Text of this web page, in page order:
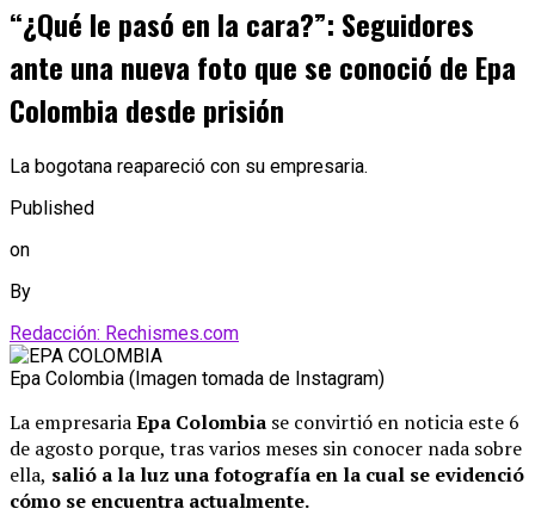
“¿Qué le pasó en la cara?”: Seguidores
ante una nueva foto que se conoció de Epa
Colombia desde prisión
La bogotana reapareció con su empresaria.
Published
on
By
Redacción: Rechismes.com
Epa Colombia (Imagen tomada de Instagram)
La empresariaEpa Colombia se convirtió en noticia este 6
de agosto porque, tras varios meses sin conocer nada sobre
ella, salió a la luz una fotografía en la cual se evidenció
cómo se encuentra actualmente.